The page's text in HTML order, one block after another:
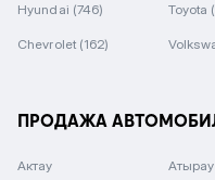
Hyundai (746) Toyota
Chevrolet (162)
ПРОДАЖА
Актау Атырау